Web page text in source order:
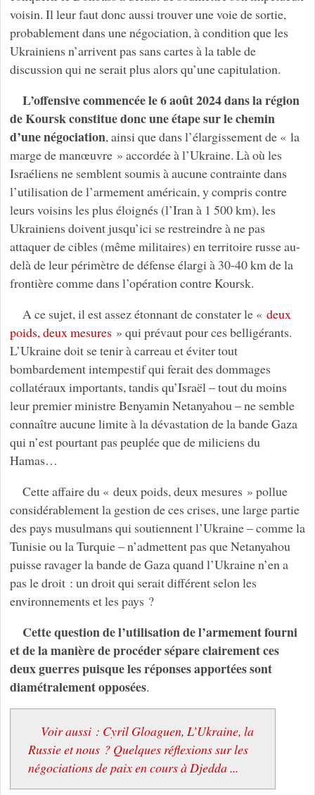
voisin. Il leur faut donc aussi trouver une voie de sortie,
probablement dans une négociation, à condition que les
Ukrainiens n’arrivent pas sans cartes à la table de
discussion qui ne serait plus alors qu’une capitulation.
L’offensive commencée le 6 août 2024 dans la région
de Koursk constitue donc une étape sur le chemin
d’une négociation, ainsi que dans l’élargissement de « la
marge de manœuvre » accordée à l’Ukraine. Là où les
Israéliens ne semblent soumis à aucune contrainte dans
l’utilisation de l’armement américain, y compris contre
leurs voisins les plus éloignés (l’Iran à 1 500 km), les
Ukrainiens doivent jusqu’ici se restreindre à ne pas
attaquer de cibles (même militaires) en territoire russe au-
delà de leur périmètre de défense élargi à 30-40 km de la
frontière comme dans l’opération contre Koursk.
A ce sujet, il est assez étonnant de constater le « deux
poids, deux mesures» qui prévaut pour ces belligérants.
L’Ukraine doit se tenir à carreau et éviter tout
bombardement intempestif qui ferait des dommages
collatéraux importants, tandis qu’Israël – tout du moins
leur premier ministre Benyamin Netanyahou – ne semble
connaître aucune limite à la dévastation de la bande Gaza
qui n’est pourtant pas peuplée que de miliciens du
Hamas…
Cette affaire du « deux poids, deux mesures » pollue
considérablement la gestion de ces crises, une large partie
des pays musulmans qui soutiennent l’Ukraine – comme la
Tunisie ou la Turquie – n’admettent pas que Netanyahou
puisse ravager la bande de Gaza quand l’Ukraine n’en a
pas le droit : un droit qui serait différent selon les
environnements et les pays ?
Cette question de l’utilisation de l’armement fourni
et de la manière de procéder sépare clairement ces
deux guerres puisque les réponses apportées sont
diamétralement opposées.
Voir aussi : Cyril Gloaguen, L’Ukraine, la
Russie et nous ? Quelques réflexions sur les
négociations de paix en cours à Djedda ...